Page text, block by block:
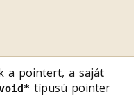
a pointert, a saját
típusú pointer